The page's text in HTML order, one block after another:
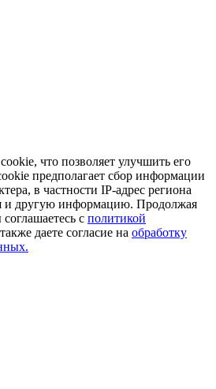
что позволяет улучшить его
предполагает сбор информации
в частности IP-адрес региона
и другую информацию. Продолжая
с политикой
даете согласие на обработку